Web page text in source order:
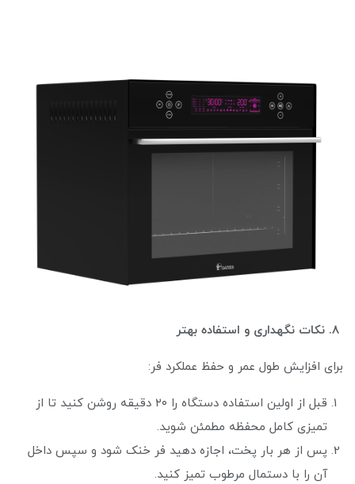
برای افزایش طول عمر و حفظ عملکرد فر:
قبل از اولین استفاده دستگاه را ۲۰ دقیقه روشن کنید تا از
تمیزی کامل محفظه مطمئن شوید.
پس از هر بار پخت، اجازه دهید فر خنک شود و سپس داخل
آن را با دستمال مرطوب تمیز کنید.